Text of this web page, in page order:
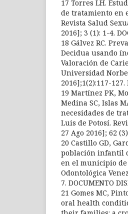
17 Torres LH.
de tratamiento en
Revista Salud
2016]; 3 (1): 1-4.
18 Gálvez RC.
Decidua usando
Valoración de
Universidad
2016];1(2):117-127.
19 Martínez PK,
Medina SC, Islas
necesidades de
Luis de Potosí.
27 Ago 2016]; 62
20 Castillo GD,
población infantil
en el municipio de
Odontológica
7. DOCUMENTO
21 Gomes MC,
oral health